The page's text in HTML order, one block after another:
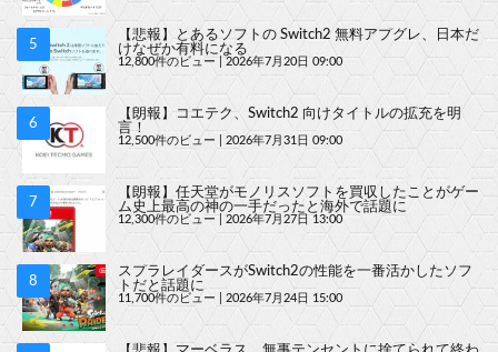
【悲報】とあるソフトの Switch2 無料アプグレ、日本だ
けなぜか有料になる
12,800件のビュー 2026年7月20日 09:00
【朗報】コエテク、Switch2 向けタイトルの拡充を明
言！
12,500件のビュー 2026年7月31日 09:00
【朗報】任天堂がモノリスソフトを買収したことがゲー
ム史上最高の神の一手だったと海外で話題に
12,300件のビュー 2026年7月27日 13:00
スプラレイダースがSwitch2の性能を一番活かしたソフ
トだと話題に
11,700件のビュー 2026年7月24日 15:00